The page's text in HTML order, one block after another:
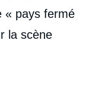
« pays fermé
la scène